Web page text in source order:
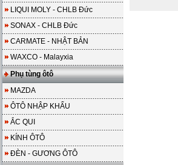
LIQUI MOLY - CHLB Đức
SONAX - CHLB Đức
CARMATE - NHẬT BẢN
WAXCO - Malayxia
Phụ tùng ôtô
MAZDA
ÔTÔ NHẬP KHẨU
ẮC QUI
KÍNH ÔTÔ
ĐÈN - GƯƠNG ÔTÔ